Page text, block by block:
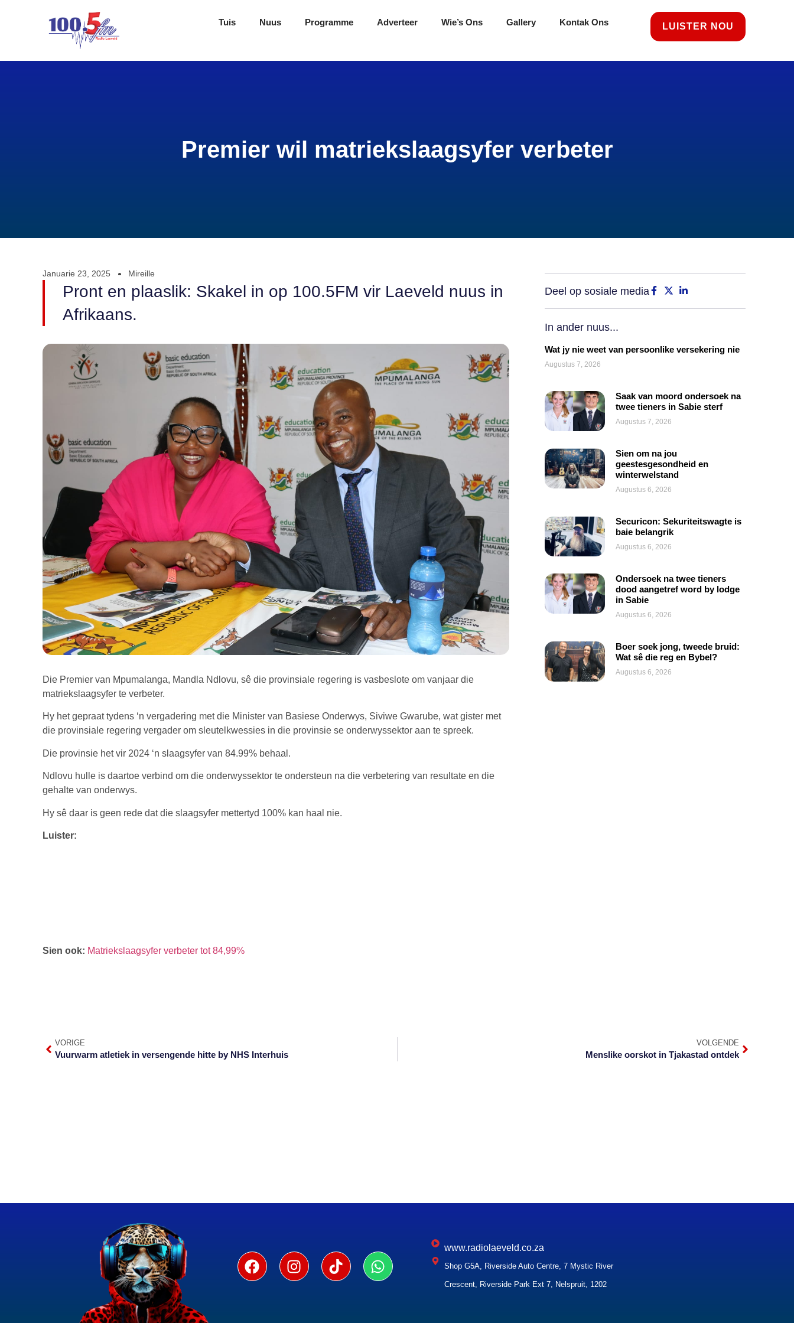
Tuis Nuus Programme Adverteer Wie’s Ons Gallery Kontak Ons LUISTER NOU
Premier wil matriekslaagsyfer verbeter
Januarie 23, 2025 Mireille
Pront en plaaslik: Skakel in op 100.5FM vir Laeveld nuus in
Afrikaans.
Die Premier van Mpumalanga, Mandla Ndlovu, sê die provinsiale regering is vasbeslote om vanjaar die
matriekslaagsyfer te verbeter.
Hy het gepraat tydens ‘n vergadering met die Minister van Basiese Onderwys, Siviwe Gwarube, wat gister met
die provinsiale regering vergader om sleutelkwessies in die provinsie se onderwyssektor aan te spreek.
Die provinsie het vir 2024 ‘n slaagsyfer van 84.99% behaal.
Ndlovu hulle is daartoe verbind om die onderwyssektor te ondersteun na die verbetering van resultate en die
gehalte van onderwys.
Hy sê daar is geen rede dat die slaagsyfer mettertyd 100% kan haal nie.
Luister:
Sien ook: Matriekslaagsyfer verbeter tot 84,99%
Deel op sosiale media
In ander nuus...
Wat jy nie weet van persoonlike versekering nie
Augustus 7, 2026
Saak van moord ondersoek na
twee tieners in Sabie sterf
Augustus 7, 2026
Sien om na jou
geestesgesondheid en
winterwelstand
Augustus 6, 2026
Securicon: Sekuriteitswagte is
baie belangrik
Augustus 6, 2026
Ondersoek na twee tieners
dood aangetref word by lodge
in Sabie
Augustus 6, 2026
Boer soek jong, tweede bruid:
Wat sê die reg en Bybel?
Augustus 6, 2026
VORIGE
Vuurwarm atletiek in versengende hitte by NHS Interhuis
VOLGENDE
Menslike oorskot in Tjakastad ontdek
www.radiolaeveld.co.za
Shop G5A, Riverside Auto Centre, 7 Mystic River
Crescent, Riverside Park Ext 7, Nelspruit, 1202